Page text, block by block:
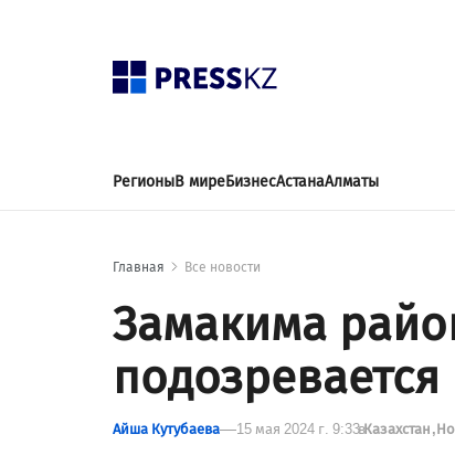
РегионыВ миреБизнесАстанаАлматы
Главная Все новости
Замакима
Айша Кутубаева 15 мая 2024 г. 9:33вКазахстан